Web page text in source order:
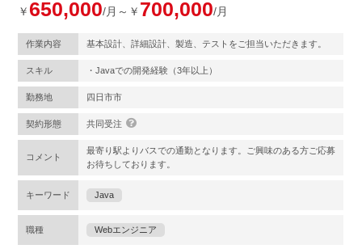
￥ 650,000/月～￥ 700,000/月
作業内容 基本設計、詳細設計、製造、テストをご担当いただきます。
スキル ・Javaでの開発経験（3年以上）
勤務地 四日市市
契約形態 共同受注
コメント
最寄り駅よりバスでの通勤となります。ご興味のある方ご応募
お待ちしております。
キーワード Java
職種 Webエンジニア